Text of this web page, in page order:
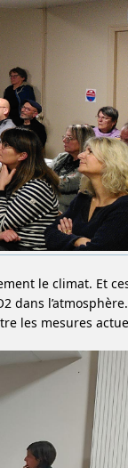
le climat. Et
dans
les mesures